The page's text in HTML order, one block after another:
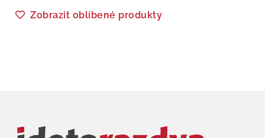
Zobrazit oblíbené produkty